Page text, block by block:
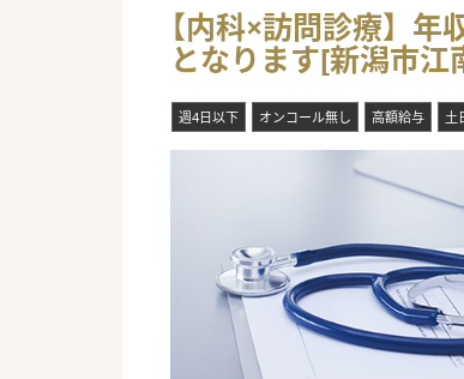
■遠方からの通勤に
■新規クリニックと
【内科×訪問診療】
となります[新潟市江
週4日以下 オンコール無し 高額給与 土